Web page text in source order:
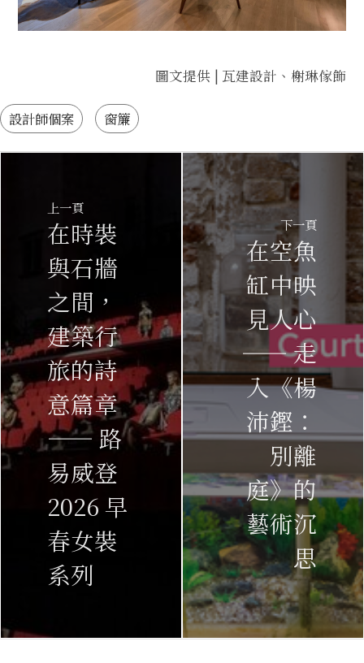
圖文提供 | 瓦建設計、榭琳傢飾
設計師個案 窗簾
上一頁
在時裝
與石牆
之間，
建築行
旅的詩
意篇章
—— 路
易威登
2026 早
春女裝
系列
下一頁
在空魚
缸中映
見人心
—— 走
入《楊
沛鏗：
別離
庭》的
藝術沉
思